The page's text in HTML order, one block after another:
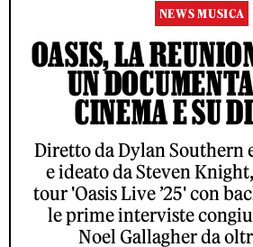
NEWS MUSICA
OASIS, LA
UN
CINEMA E SU
Diretto da Dylan Southern
e ideato da Steven
tour 'Oasis Live ’25' con
le prime interviste
Noel Gallagher da